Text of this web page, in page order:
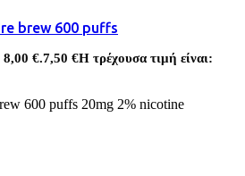
brew 600 puffs
€.7,50 €Η τρέχουσα τιμή είναι:
600 puffs 20mg 2% nicotine